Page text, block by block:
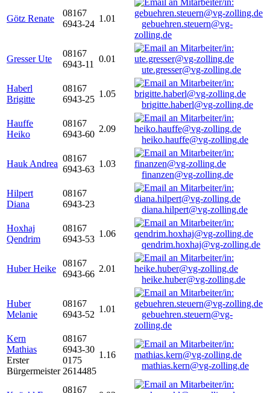
Götz Renate
08167
6943-24
1.01
gebuehren.steuern@vg-
zolling.de
Gresser Ute
08167
6943-11
0.01
ute.gresser@vg-zolling.de
Haberl
Brigitte
08167
6943-25
1.05
brigitte.haberl@vg-zolling.de
Hauffe
Heiko
08167
6943-60
2.09
heiko.hauffe@vg-zolling.de
Hauk Andrea
08167
6943-63
1.03
finanzen@vg-zolling.de
Hilpert
Diana
08167
6943-23
diana.hilpert@vg-zolling.de
Hoxhaj
Qendrim
08167
6943-53
1.06
qendrim.hoxhaj@vg-zolling.de
Huber Heike
08167
6943-66
2.01
heike.huber@vg-zolling.de
Huber
Melanie
08167
6943-52
1.01
gebuehren.steuern@vg-
zolling.de
Kern
Mathias
Erster
Bürgermeister
08167
6943-30
0175
2614485
1.16
mathias.kern@vg-zolling.de
08167